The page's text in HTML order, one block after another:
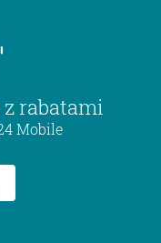
z rabatami
Mobile